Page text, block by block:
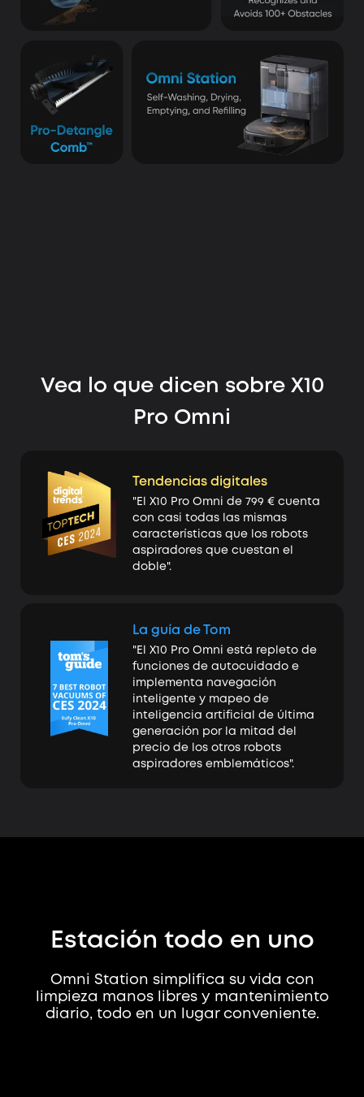
Vea lo que dicen sobre X10
Pro Omni
Tendencias digitales
"El X10 Pro Omni de 799 € cuenta
con casi todas las mismas
características que los robots
aspiradores que cuestan el
doble".
La guía de Tom
"El X10 Pro Omni está repleto de
funciones de autocuidado e
implementa navegación
inteligente y mapeo de
inteligencia artificial de última
generación por la mitad del
precio de los otros robots
aspiradores emblemáticos".
Estación todo en uno
Omni Station simplifica su vida con
limpieza manos libres y mantenimiento
diario, todo en un lugar conveniente.